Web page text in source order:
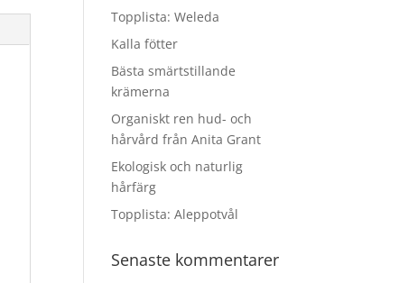
Topplista: Weleda
Kalla fötter
Bästa smärtstillande
krämerna
Organiskt ren hud- och
hårvård från Anita Grant
Ekologisk och naturlig
hårfärg
Topplista: Aleppotvål
Senaste kommentarer